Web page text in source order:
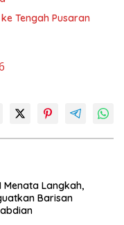
Tengah Pusaran
Menata Langkah,
Barisan